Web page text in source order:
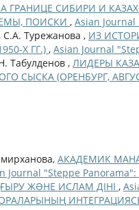
ГРАНИЦЕ СИБИРИ И
ПОИСКИ , Asian
Турежанова , ИЗ
Х ГГ.) , Asian Journal
Табулденов , ЛИДЕРЫ
СЫСКА (ОРЕНБУРГ,
АКАДЕМИК
Journal "Steppe
ЖƏНЕ ИСЛАМ ДІНІ ,